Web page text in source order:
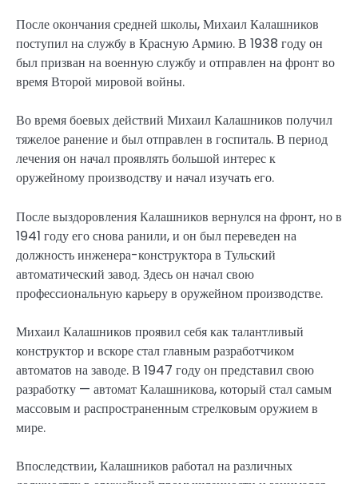
После окончания средней школы, Михаил Калашников
поступил на службу в Красную Армию. В 1938 году он
был призван на военную службу и отправлен на фронт во
время Второй мировой войны.
Во время боевых действий Михаил Калашников получил
тяжелое ранение и был отправлен в госпиталь. В период
лечения он начал проявлять большой интерес к
оружейному производству и начал изучать его.
После выздоровления Калашников вернулся на фронт, но в
1941 году его снова ранили, и он был переведен на
должность инженера-конструктора в Тульский
автоматический завод. Здесь он начал свою
профессиональную карьеру в оружейном производстве.
Михаил Калашников проявил себя как талантливый
конструктор и вскоре стал главным разработчиком
автоматов на заводе. В 1947 году он представил свою
разработку — автомат Калашникова, который стал самым
массовым и распространенным стрелковым оружием в
мире.
Впоследствии, Калашников работал на различных